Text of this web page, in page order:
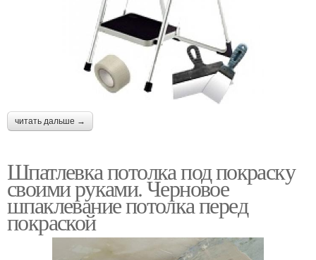
читать дальше →
Шпатлевка потолка под покраску
своими руками. Черновое
шпаклевание потолка перед
покраской